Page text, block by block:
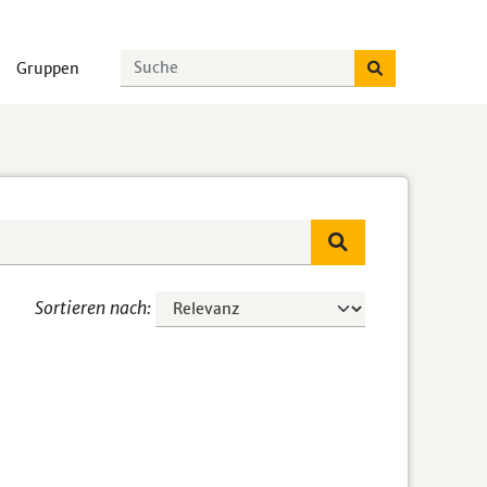
Gruppen
Sortieren nach